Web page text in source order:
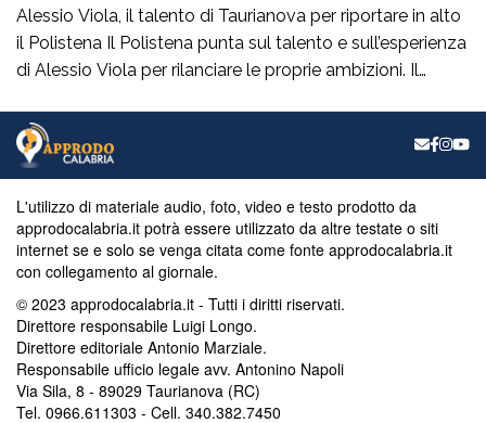
Alessio Viola, il talento di Taurianova per riportare in alto
il Polistena Il Polistena punta sul talento e sull’esperienza
di Alessio Viola per rilanciare le proprie ambizioni. Il
Serie B e Serie C, arriva con l’obiettivo di mettere qualità
e determinazione al servizio dello Sporting Club
Polistena.Insieme al […]
L'utilizzo di materiale audio, foto, video e testo prodotto da
approdocalabria.it potrà essere utilizzato da altre testate o siti
internet se e solo se venga citata come fonte approdocalabria.it
con collegamento al giornale.
© 2023 approdocalabria.it - Tutti i diritti riservati.
Direttore responsabile Luigi Longo.
Direttore editoriale Antonio Marziale.
Responsabile ufficio legale avv. Antonino Napoli
Via Sila, 8 - 89029 Taurianova (RC)
Tel. 0966.611303 - Cell. 340.382.7450